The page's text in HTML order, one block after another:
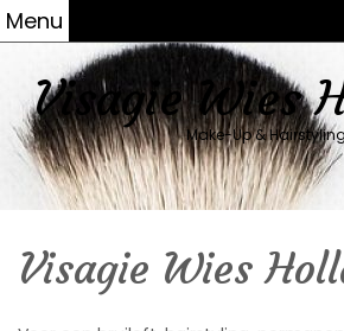
Skip
toMenuMenu
Visagie Wies
Make-Up & Hairstyling
C
e
M
Close
Menu
V
S
Visagie Wies